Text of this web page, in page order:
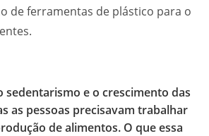
de ferramentas de plástico para o
sedentarismo e o crescimento das
as pessoas precisavam trabalhar
de alimentos. O que essa